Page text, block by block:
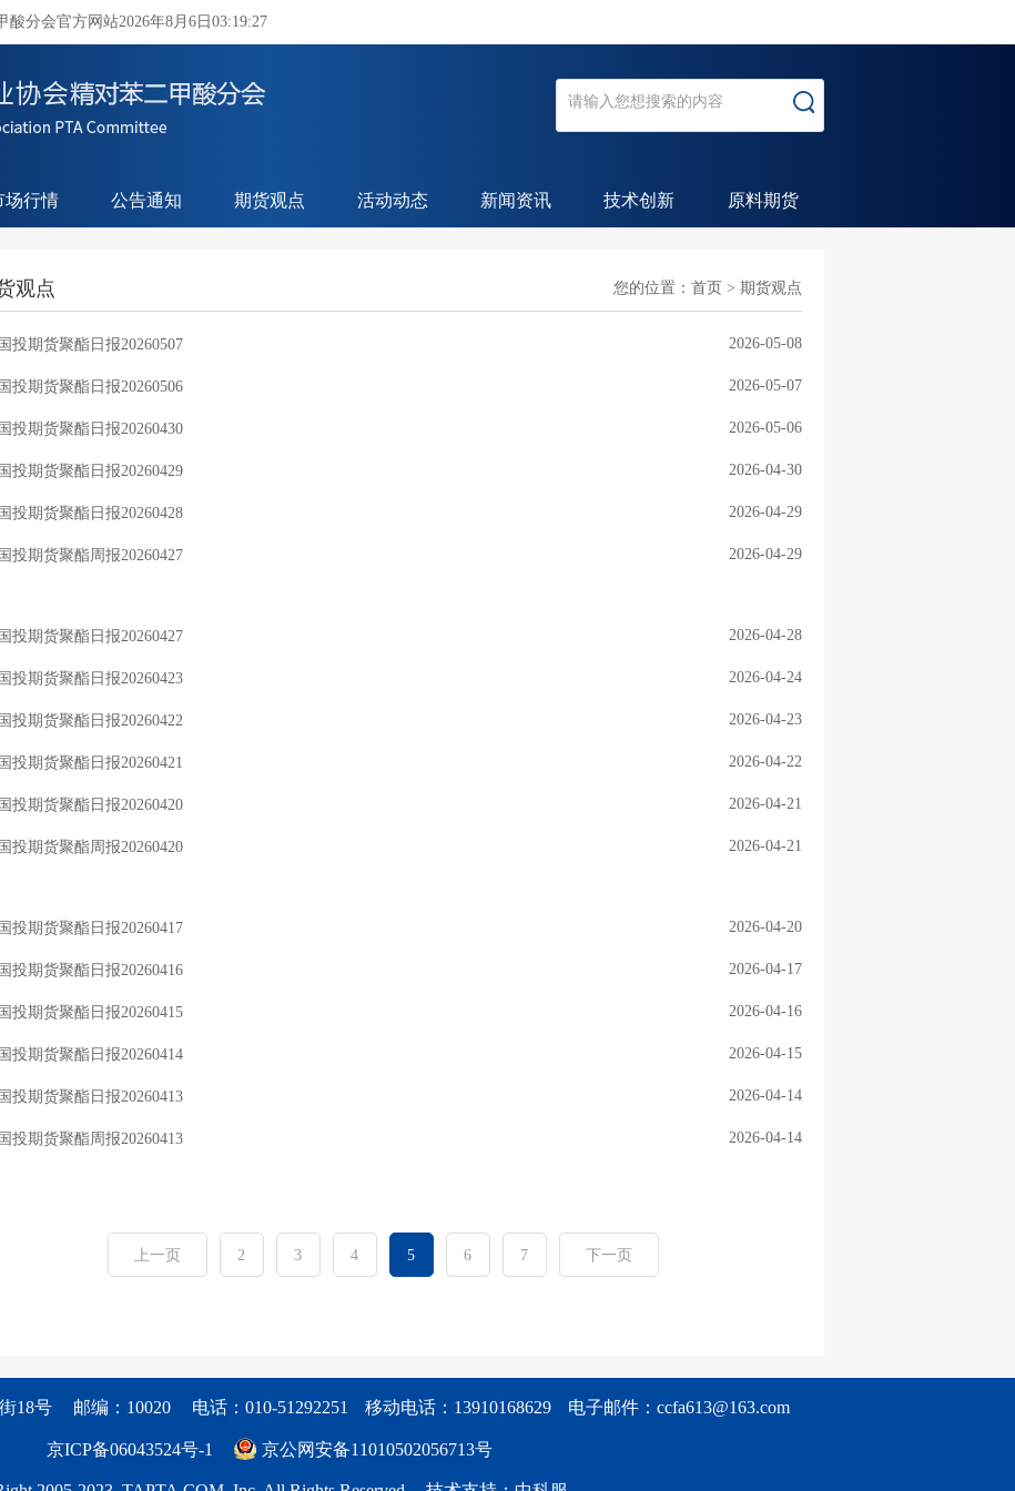
酸分会官方网站2026年8月6日03:19:27
场行情 公告通知 期货观点 活动动态 新闻资讯 技术创新 原料期货
观点 您的位置： 首页 > 期货观点
国投期货聚酯日报20260507 2026-05-08
国投期货聚酯日报20260506 2026-05-07
国投期货聚酯日报20260430 2026-05-06
国投期货聚酯日报20260429 2026-04-30
国投期货聚酯日报20260428 2026-04-29
国投期货聚酯周报20260427 2026-04-29
国投期货聚酯日报20260427 2026-04-28
国投期货聚酯日报20260423 2026-04-24
国投期货聚酯日报20260422 2026-04-23
国投期货聚酯日报20260421 2026-04-22
国投期货聚酯日报20260420 2026-04-21
国投期货聚酯周报20260420 2026-04-21
国投期货聚酯日报20260417 2026-04-20
国投期货聚酯日报20260416 2026-04-17
国投期货聚酯日报20260415 2026-04-16
国投期货聚酯日报20260414 2026-04-15
国投期货聚酯日报20260413 2026-04-14
国投期货聚酯周报20260413 2026-04-14
上一页 2 3 4 5 6 7 下一页
18号 邮编：10020 电话：010-51292251 移动电话：13910168629 电子邮件：ccfa613@163.com
京ICP备06043524号-1 京公网安备11010502056713号